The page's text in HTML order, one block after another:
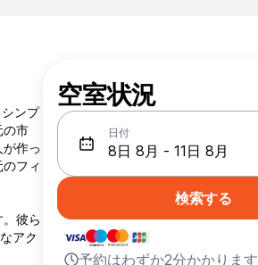
ンプ
の市
作っ
フィ
彼ら
アク
空室状況
日付
検索する
予約はわずか2分かかります